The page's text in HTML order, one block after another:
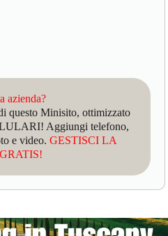
azienda?
questo Minisito, ottimizzato
Aggiungi telefono,
e video.GESTISCI LA